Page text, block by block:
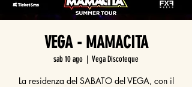
VEGA - MAMACITA
sab 10 ago
  |
Vega Discoteque
La residenza del SABATO del VEGA, con il